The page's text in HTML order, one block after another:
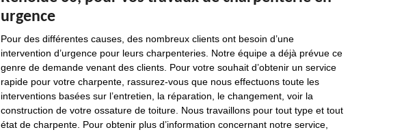
urgence
Pour des différentes causes, des nombreux clients ont besoin d’une
intervention d’urgence pour leurs charpenteries. Notre équipe a déjà prévue ce
genre de demande venant des clients. Pour votre souhait d’obtenir un service
rapide pour votre charpente, rassurez-vous que nous effectuons toute les
interventions basées sur l’entretien, la réparation, le changement, voir la
construction de votre ossature de toiture. Nous travaillons pour tout type et tout
état de charpente. Pour obtenir plus d’information concernant notre service,